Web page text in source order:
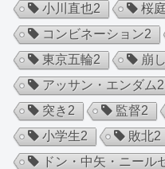
小川直也2 桜
コンビネーション2
東京五輪2 崩し
アッサン・エンダム2
突き 2 監督2
小学生2 敗北2
ドン・中矢・ニール